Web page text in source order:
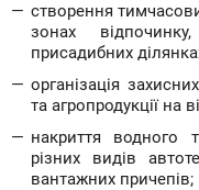
створення
зонах
присадибних
організація
та агропродукції на
накриття водного
різних видів
вантажних причепів;